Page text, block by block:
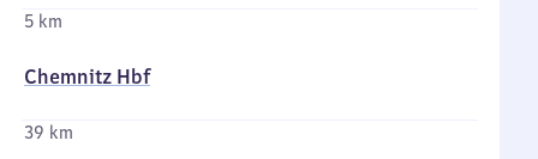
5 km
Chemnitz Hbf
39 km